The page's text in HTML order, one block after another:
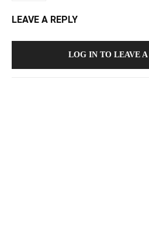
LEAVE A REPLY
LOG IN TO LEAVE